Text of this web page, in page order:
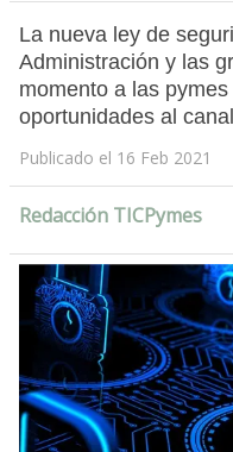
La nueva ley de
Administración y las
momento a las
oportunidades al canal
Publicado el 16 Feb 2021
Redacción TICPymes